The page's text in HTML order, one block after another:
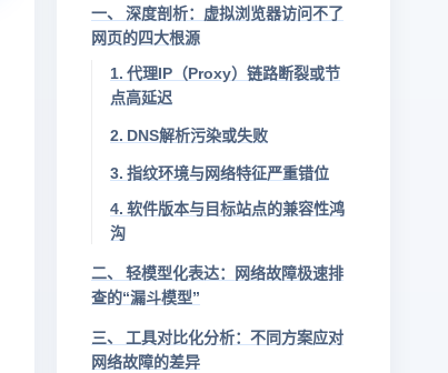
一、 深度剖析：虚拟浏览器访问不了
网页的四大根源
1. 代理IP（Proxy）链路断裂或节
点高延迟
2. DNS解析污染或失败
3. 指纹环境与网络特征严重错位
4. 软件版本与目标站点的兼容性鸿
沟
二、 轻模型化表达：网络故障极速排
查的“漏斗模型”
三、 工具对比化分析：不同方案应对
网络故障的差异